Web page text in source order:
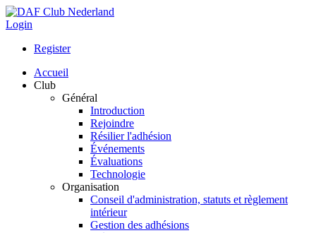
Login
Register
Accueil
Club
Général
Introduction
Rejoindre
Résilier l'adhésion
Événements
Évaluations
Technologie
Organisation
Conseil d'administration, statuts et règlement
intérieur
Gestion des adhésions